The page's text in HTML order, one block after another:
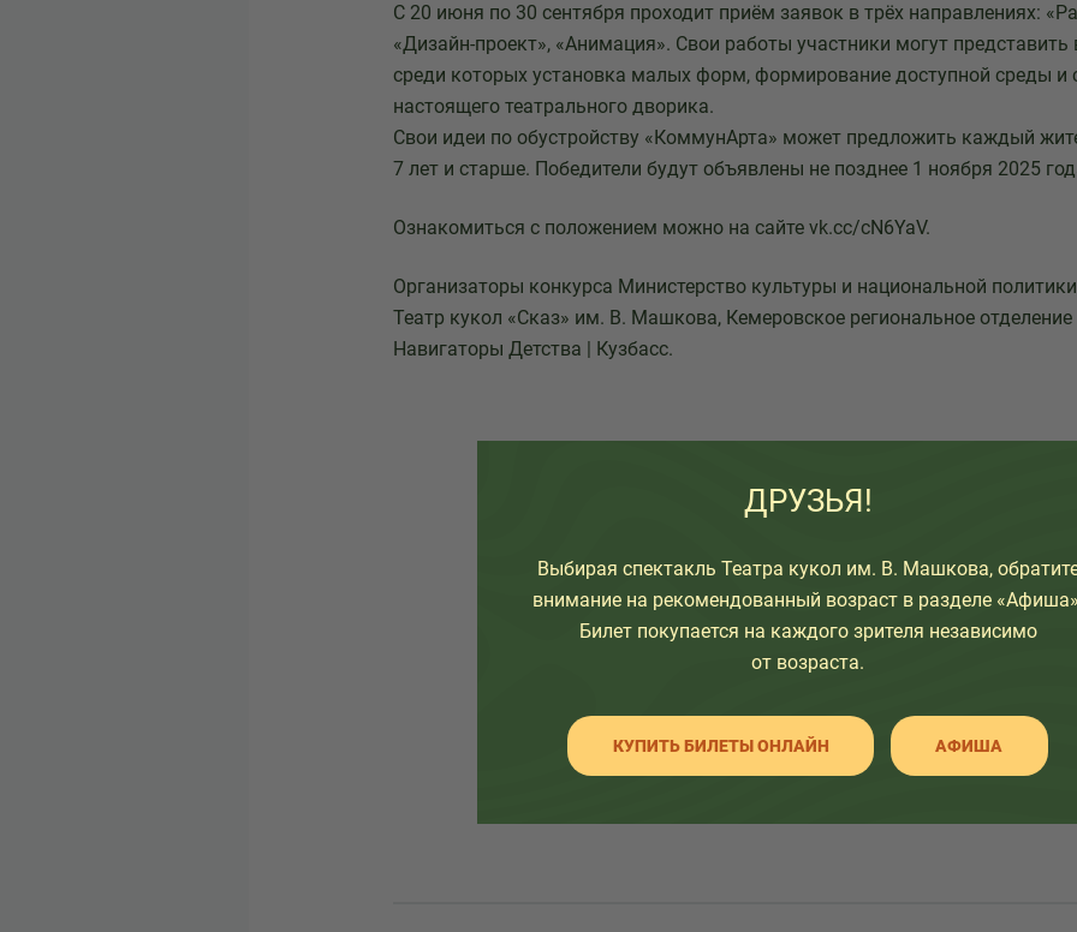
С 20 июня по 30 сентября проходит приём заявок в трёх направлениях:
«Дизайн-проект», «Анимация». Свои работы участники могут
среди которых установка малых форм, формирование доступной среды и
настоящего театрального дворика.
Свои идеи по обустройству «КоммунАрта» может предложить каждый
7 лет и старше. Победители будут объявлены не позднее 1 ноября 2025
Ознакомиться с положением можно на сайте vk.cc/cN6YaV.
Организаторы конкурса Министерство культуры и национальной
Театр кукол «Сказ» им. В. Машкова, Кемеровское региональное
Навигаторы Детства | Кузбасс.
ДРУЗЬЯ!
Выбирая спектакль Театра кукол им. В. Машкова,
внимание на рекомендованный возраст в разделе
Билет покупается на каждого зрителя независимо
от возраста.
КУПИТЬ БИЛЕТЫ ОНЛАЙН АФИША